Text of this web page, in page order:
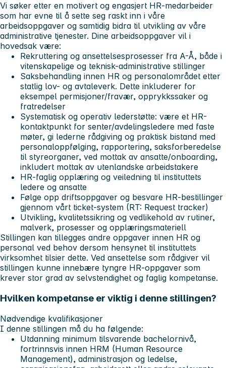
Vi søker etter en motivert og engasjert HR-medarbeider
som har evne til å sette seg raskt inn i våre
arbeidsoppgaver og samtidig bidra til utvikling av våre
administrative tjenester. Dine arbeidsoppgaver vil i
hovedsak være:
Rekruttering og ansettelsesprosesser fra A-Å, både i
vitenskapelige og teknisk-administrative stillinger
Saksbehandling innen HR og personalområdet etter
statlig lov- og avtaleverk. Dette inkluderer for
eksempel permisjoner/fravær, opprykkssaker og
fratredelser
Systematisk og operativ lederstøtte: være et HR-
kontaktpunkt for senter/avdelingsledere med faste
møter, gi lederne rådgiving og praktisk bistand med
personaloppfølging, rapportering, saksforberedelse
til styreorganer, ved mottak av ansatte/onboarding,
inkludert mottak av utenlandske arbeidstakere
HR‑faglig opplæring og veiledning til instituttets
ledere og ansatte
Følge opp driftsoppgaver og besvare HR-bestillinger
gjennom vårt ticket-system (RT: Request tracker)
Utvikling, kvalitetssikring og vedlikehold av rutiner,
malverk, prosesser og opplæringsmateriell
Stillingen kan tillegges andre oppgaver innen HR og
personal ved behov dersom hensynet til instituttets
virksomhet tilsier dette. Ved ansettelse som rådgiver vil
stillingen kunne innebære tyngre HR-oppgaver som
krever stor grad av selvstendighet og faglig kompetanse.
Hvilken kompetanse er viktig i denne stillingen?
Nødvendige kvalifikasjoner
I denne stillingen må du ha følgende:
Utdanning minimum tilsvarende bachelornivå,
fortrinnsvis innen HRM (Human Resource
Management), administrasjon og ledelse,